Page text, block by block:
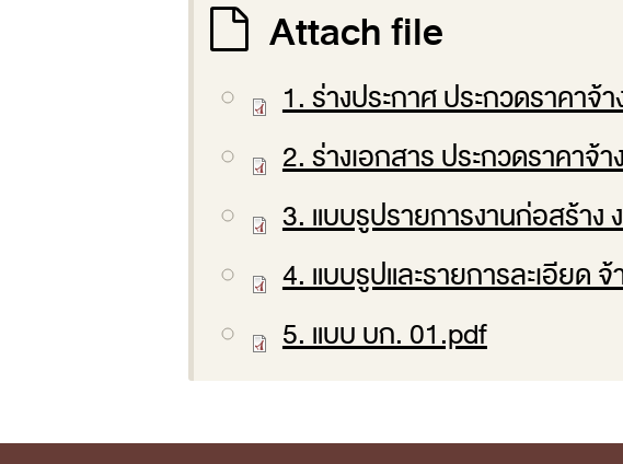
Attach file
1. ร่างประกาศ ประกวดราคา
2. ร่างเอกสาร ประกวดราคา
3. แบบรูปรายการงานก่อสร้า
4. แบบรูปและรายการละเอียด
5. แบบ บก. 01.pdf